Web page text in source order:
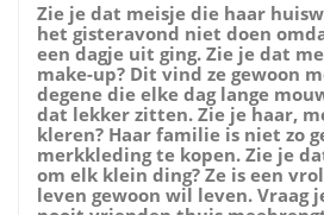
Zie je dat meisje die haar
het gisteravond niet doen
een dagje uit ging. Zie je dat
make-up? Dit vind ze gewoon
degene die elke dag lange
dat lekker zitten. Zie je haar,
kleren? Haar familie is niet zo
merkkleding te kopen. Zie je
om elk klein ding? Ze is een
leven gewoon wil leven. Vraag